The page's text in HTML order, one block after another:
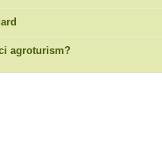
agroturism?